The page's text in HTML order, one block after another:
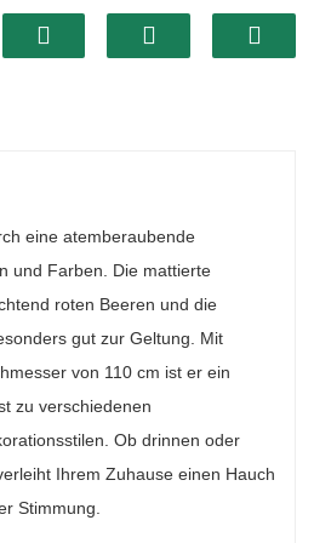
der mit seiner
seinem
durch ein luxuriöses
Tannenzapfen, die
überzogen sind und so
Effekt erzeugen.
Größe eignet er sich
wie beispielsweise
über Kaminen oder als
einer
sorgt in jedem Ambiente
Atmosphäre.
Materialien gefertigte
eine atemberaubende
und Farben. Die mattierte
roten Beeren und die
gut zur Geltung. Mit
von 110 cm ist er ein
zu verschiedenen
Ob drinnen oder
Ihrem Zuhause einen Hauch
Stimmung.